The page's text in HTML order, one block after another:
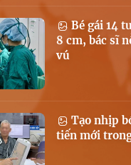
Bé gái 14
8 cm, bác sĩ
vú
Tạo nhịp
tiến mới